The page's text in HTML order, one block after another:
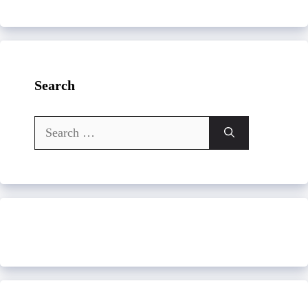
Search
Search
for: